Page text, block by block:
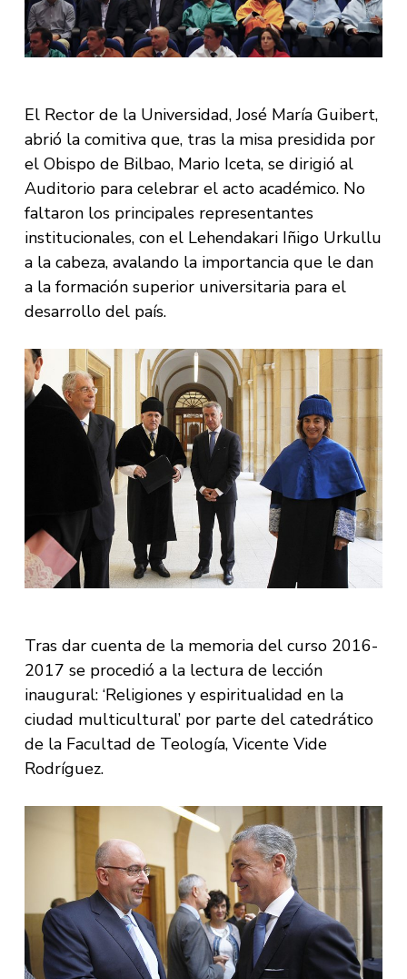
El Rector de la Universidad, José María Guibert,
abrió la comitiva que, tras la misa presidida por
el Obispo de Bilbao, Mario Iceta, se dirigió al
Auditorio para celebrar el acto académico. No
faltaron los principales representantes
institucionales, con el Lehendakari Iñigo Urkullu
a la cabeza, avalando la importancia que le dan
a la formación superior universitaria para el
desarrollo del país.
Tras dar cuenta de la memoria del curso 2016-
2017 se procedió a la lectura de lección
inaugural: ‘Religiones y espiritualidad en la
ciudad multicultural’ por parte del catedrático
de la Facultad de Teología, Vicente Vide
Rodríguez.